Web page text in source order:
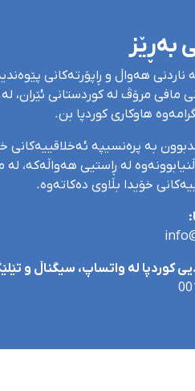
بەڕێز
ناردنی هەواڵ و ڕاپۆرتەکانی
مافی مرۆڤ لە کوردستانی ئێران،
هاوکاری کوردپا بن.
بە پرەنسیپە
لە ڕاستیی هەواڵەکە، لە
خۆیدا بڵاوی دەکاتەوە.
کوردپا لە واتساپ، سیگناڵ و